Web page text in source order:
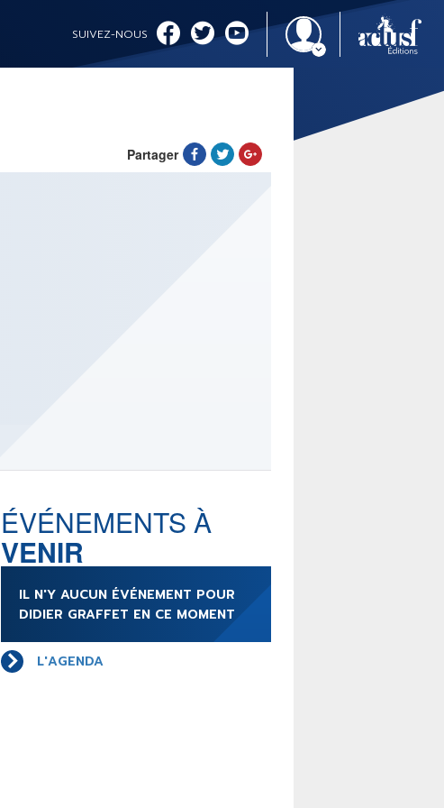
SUIVEZ-NOUS
AUTEURS&ÉDITEURS
AUTEURS & ARTISTES
EDITEURS & COLLECTIONS
LES PARUTIONS/SORTIES
Partager
ÉVÉNEMENTS À
VENIR
IL N'Y AUCUN ÉVÉNEMENT POUR
DIDIER GRAFFET EN CE MOMENT
L'AGENDA